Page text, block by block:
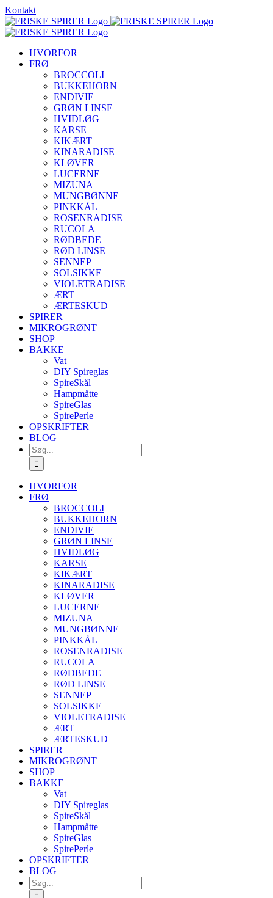
Skip
to
content
Kontakt
HVORFOR
FRØ
BROCCOLI
BUKKEHORN
ENDIVIE
GRØN LINSE
HVIDLØG
KARSE
KIKÆRT
KINARADISE
KLØVER
LUCERNE
MIZUNA
MUNGBØNNE
PINKKÅL
ROSENRADISE
RUCOLA
RØDBEDE
RØD LINSE
SENNEP
SOLSIKKE
VIOLETRADISE
ÆRT
ÆRTESKUD
SPIRER
MIKROGRØNT
SHOP
BAKKE
Vat
DIY Spireglas
SpireSkål
Hampmåtte
SpireGlas
SpirePerle
OPSKRIFTER
BLOG
Søg
efter:
HVORFOR
FRØ
BROCCOLI
BUKKEHORN
ENDIVIE
GRØN LINSE
HVIDLØG
KARSE
KIKÆRT
KINARADISE
KLØVER
LUCERNE
MIZUNA
MUNGBØNNE
PINKKÅL
ROSENRADISE
RUCOLA
RØDBEDE
RØD LINSE
SENNEP
SOLSIKKE
VIOLETRADISE
ÆRT
ÆRTESKUD
SPIRER
MIKROGRØNT
SHOP
BAKKE
Vat
DIY Spireglas
SpireSkål
Hampmåtte
SpireGlas
SpirePerle
OPSKRIFTER
BLOG
Søg
efter: